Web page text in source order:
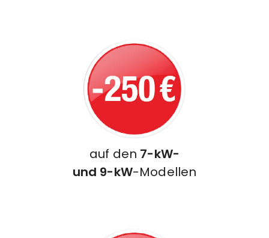
auf den 7-kW-
und 9-kW-Modellen